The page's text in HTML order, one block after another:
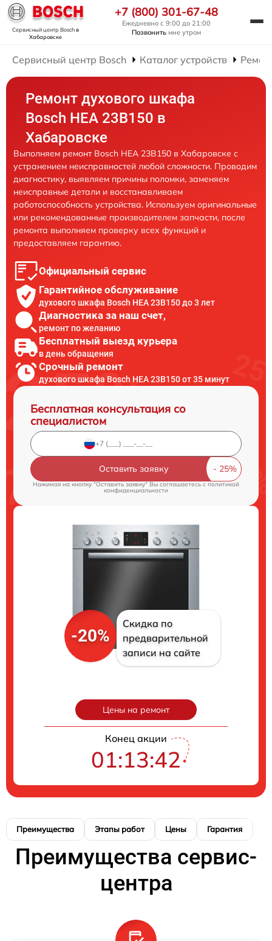
Сервисный центр Boschв
Хабаровске
+7 (800) 301-67-48
Ежедневно с 9:00 до 21:00
Позвонить мне утром
Сервисный центр Bosch Каталог устройств
Ремонт духового шкафа
Bosch HEA 23B150 в
Хабаровске
Выполняем ремонт Bosch HEA 23B150 в Хабаровске с
устранением неисправностей любой сложности. Проводим
диагностику, выявляем причины поломки, заменяем
неисправные детали и восстанавливаем
работоспособность устройства. Используем оригинальные
или рекомендованные производителем запчасти, после
ремонта выполняем проверку всех функций и
предоставляем гарантию.
Официальный сервис
Гарантийное обслуживание
духового шкафа Bosch HEA 23B150 до 3 лет
Диагностика за наш счет,
ремонт по желанию
Бесплатный выезд курьера
в день обращения
Срочный ремонт
духового шкафа Bosch HEA 23B150 от 35 минут
Бесплатная консультация со
специалистом
Оставить заявку
Нажимая на кнопку "Оставить заявку" Вы соглашаетесь cполитикой
конфиденциальности
-20%
Скидка по
предварительной
записи на сайте
Цены на ремонт
Конец акции
01:13:42
Преимущества Этапы работ Цены Гарантия
Преимущества сервис-
центра